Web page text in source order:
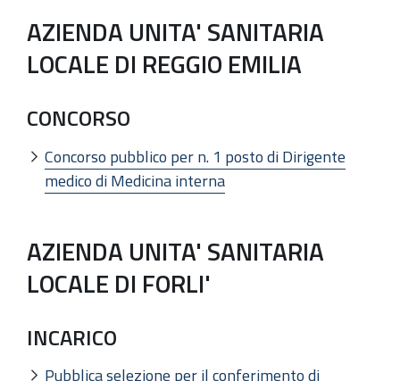
AZIENDA UNITA' SANITARIA
LOCALE DI REGGIO EMILIA
CONCORSO
Concorso pubblico per n. 1 posto di Dirigente
medico di Medicina interna
AZIENDA UNITA' SANITARIA
LOCALE DI FORLI'
INCARICO
Pubblica selezione per il conferimento di